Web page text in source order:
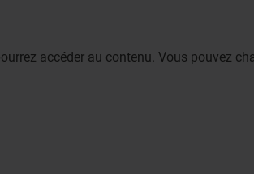
accéder au contenu. Vous pouvez